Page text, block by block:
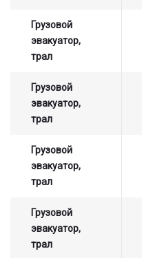
Грузовой
эвакуатор,
трал
Грузовой
эвакуатор,
трал
Грузовой
эвакуатор,
трал
Грузовой
эвакуатор,
трал